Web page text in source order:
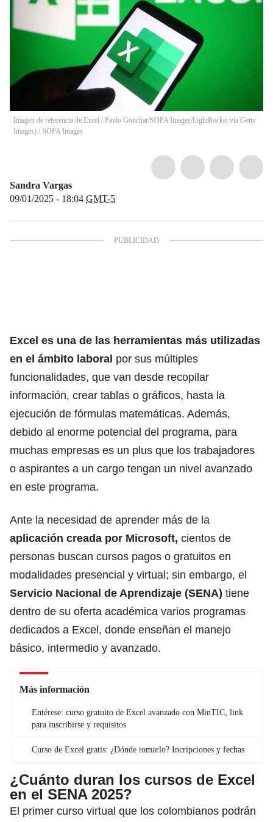
Imagen de referencia de Excel / Pavlo Gonchar/SOPA Images/LightRocket via Getty
Images) / SOPA Images
Sandra Vargas
09/01/2025 - 18:04 GMT-5
Excel es una de las herramientas más utilizadas
en el ámbito laboral por sus múltiples
funcionalidades, que van desde recopilar
información, crear tablas o gráficos, hasta la
ejecución de fórmulas matemáticas. Además,
debido al enorme potencial del programa, para
muchas empresas es un plus que los trabajadores
o aspirantes a un cargo tengan un nivel avanzado
en este programa.
Ante la necesidad de aprender más de la
aplicación creada por Microsoft, cientos de
personas buscan cursos pagos o gratuitos en
modalidades presencial y virtual; sin embargo, el
Servicio Nacional de Aprendizaje (SENA) tiene
dentro de su oferta académica varios programas
dedicados a Excel, donde enseñan el manejo
básico, intermedio y avanzado.
Más información
Entérese: curso gratuito de Excel avanzado con MinTIC, link
para inscribirse y requisitos
Curso de Excel gratis: ¿Dónde tomarlo? Incripciones y fechas
¿Cuánto duran los cursos de Excel
en el SENA 2025?
El primer curso virtual que los colombianos podrán